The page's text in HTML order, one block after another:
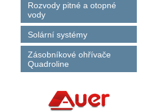
Rozvody pitné a otopné
vody
Solární systémy
Zásobníkové ohřívače
Quadroline